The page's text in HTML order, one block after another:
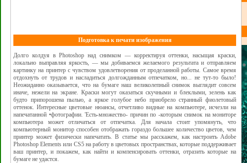
Подготовка к печати изображения
Долго колдуя в Photoshop над снимком — корректируя оттенки, насыщая краски,
локально выправляя яркость, — мы добиваемся желаемого результата и отправляем
картинку на принтер с чувством удовлетворения от проделанной работы. Самое время
отдохнуть от трудов и насладиться долгожданным отпечатком, но... не тут-то было!
Неожиданно оказывается, что на бумаге наш великолепный снимок выглядит совсем
иначе, нежели на экране. Краски могут оказаться скучными и блеклыми, зелень как
будто припорошена пылью, а яркое голубое небо приобрело странный фиолетовый
оттенок. Интересные цветовые нюансы, отчетливо видные на компьютере, исчезли на
напечатанной •фотографии. 'Есть-множество- причин по -которым снимок на мониторе
компьютера может отличаться от отпечатка. Для начала стоит упомянуть, что
компьютерный монитор способен отображать гораздо большее количество цветов, чем
принтер может физически напечатать. В статье мы расскажем, как настроить Adobe
Photoshop Elements или CS5 на работу в цветовых пространствах, которые поддерживает
ваш принтер, и покажем, как найти и компенсировать оттенки, отразить которые на
бумаге не удастся.